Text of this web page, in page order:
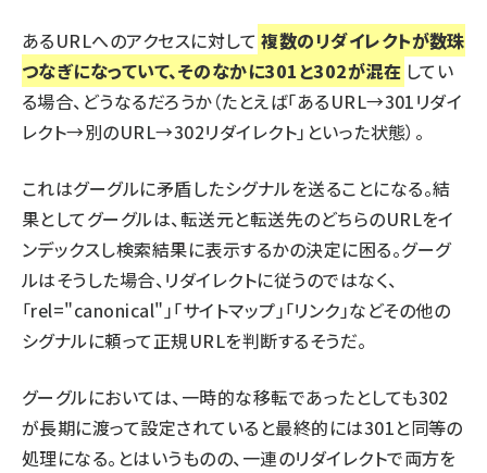
あるURLへのアクセスに対して 複数のリダイレクトが数珠
つなぎになっていて、そのなかに301と302が混在 してい
る場合、どうなるだろうか（たとえば「あるURL→301リダイ
レクト→別のURL→302リダイレクト」といった状態）。
これはグーグルに矛盾したシグナルを送ることになる。結
果としてグーグルは、転送元と転送先のどちらのURLをイ
ンデックスし検索結果に表示するかの決定に困る。グーグ
ルはそうした場合、リダイレクトに従うのではなく、
「rel="canonical"」「サイトマップ」「リンク」などその他の
シグナルに頼って正規URLを判断するそうだ。
グーグルにおいては、一時的な移転であったとしても302
が長期に渡って設定されていると最終的には301と同等の
処理になる。とはいうものの、一連のリダイレクトで両方を